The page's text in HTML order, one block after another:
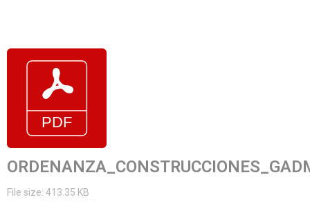
File size: 413.35 KB